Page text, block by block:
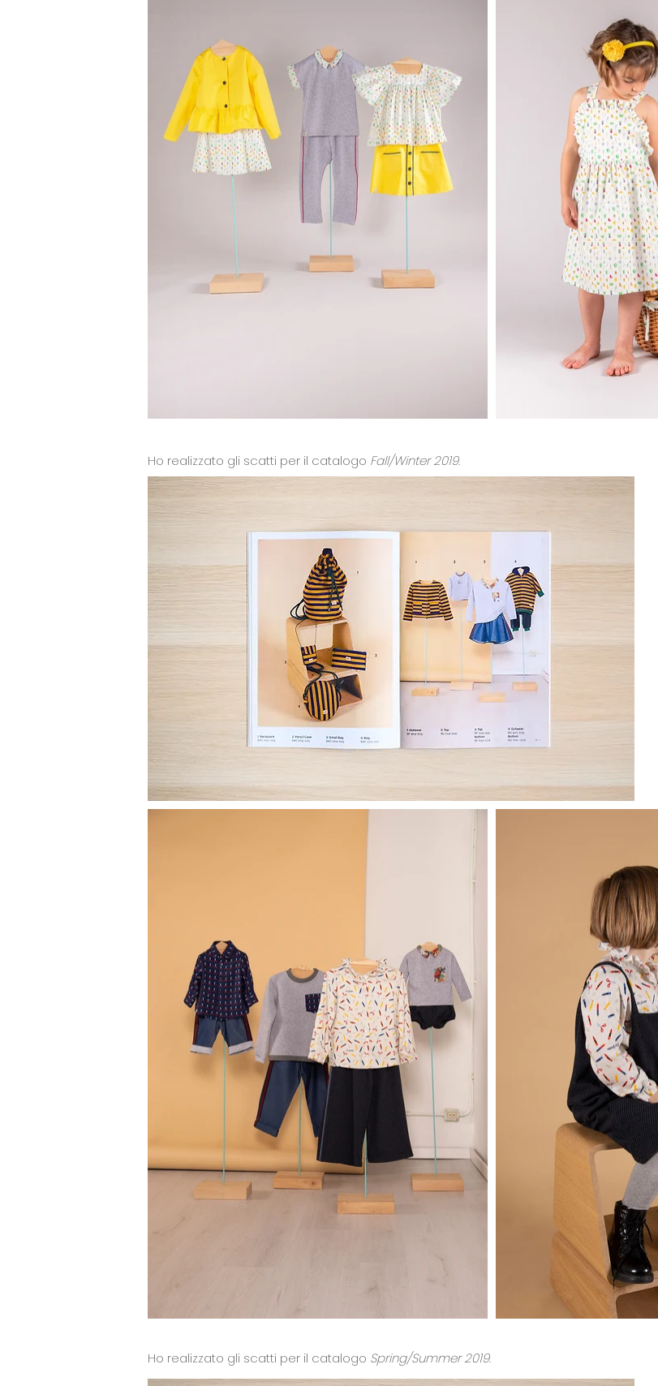
Ho realizzato gli scatti per il catalogo Fall/Winter 2019.
Ho realizzato gli scatti per il catalogo Spring/Summer 2019.